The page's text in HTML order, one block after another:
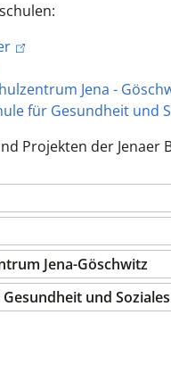
Jena -
für Gesundheit und
Projekten der
Jena-Göschwitz
und Soziales